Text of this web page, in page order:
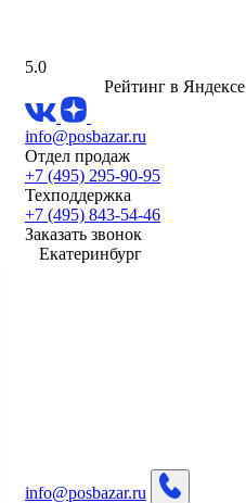
5.0
Рейтинг в Яндексе
info@posbazar.ru
Отдел продаж
+7 (495) 295-90-95
Техподдержка
+7 (495) 843-54-46
Заказать звонок
Екатеринбург
info@posbazar.ru